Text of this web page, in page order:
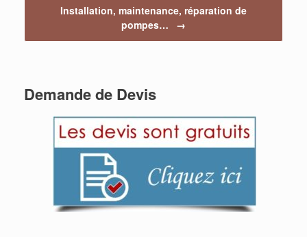
Installation, maintenance, réparation de
pompes…
→
Demande de Devis